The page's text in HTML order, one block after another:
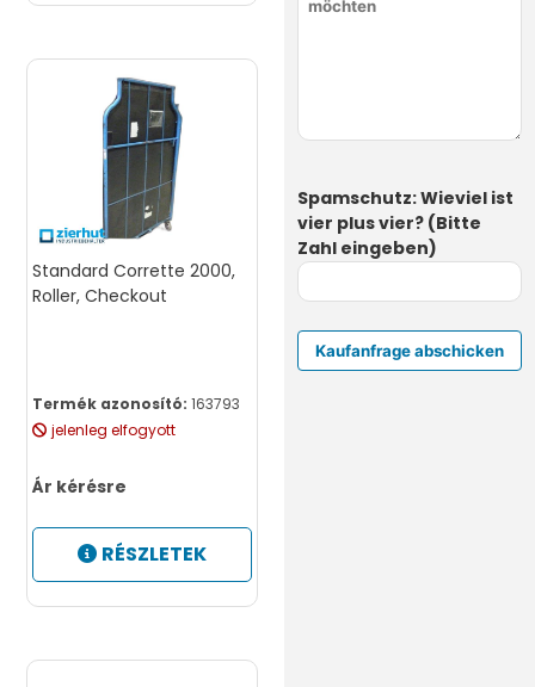
Spamschutz: Wieviel ist
vier plus vier? (Bitte
Zahl eingeben)
Standard Corrette 2000,
Roller, Checkout
Termék azonosító: 163793
jelenleg elfogyott
Ár kérésre
RÉSZLETEK